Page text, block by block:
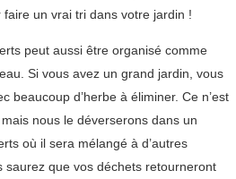
un vrai tri dans votre jardin !
peut aussi être organisé comme
Si vous avez un grand jardin, vous
beaucoup d’herbe à éliminer. Ce n’est
nous le déverserons dans un
où il sera mélangé à d’autres
saurez que vos déchets retourneront